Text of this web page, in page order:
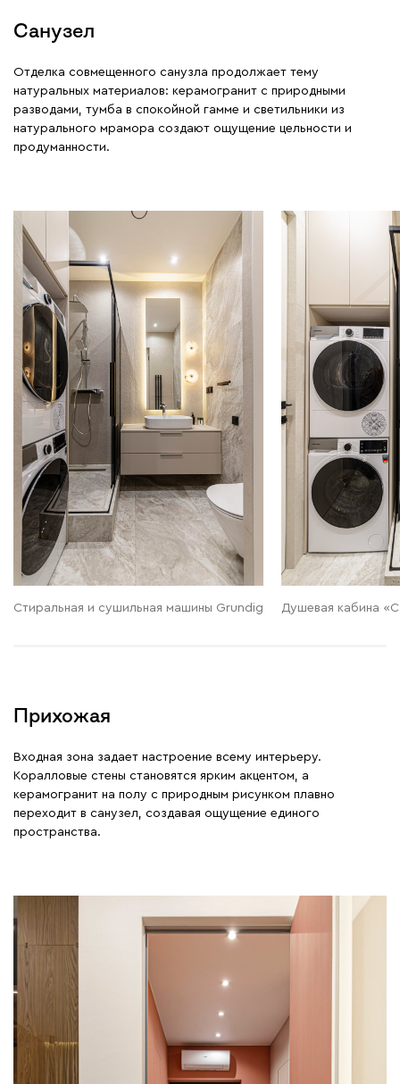
Санузел
Отделка совмещенного санузла продолжает тему
натуральных материалов: керамогранит с природными
разводами, тумба в спокойной гамме и светильники из
натурального мрамора создают ощущение цельности и
продуманности.
Стиральная и сушильная машины Grundig Душевая кабина
Прихожая
Входная зона задает настроение всему интерьеру.
Коралловые стены становятся ярким акцентом, а
керамогранит на полу с природным рисунком плавно
переходит в санузел, создавая ощущение единого
пространства.